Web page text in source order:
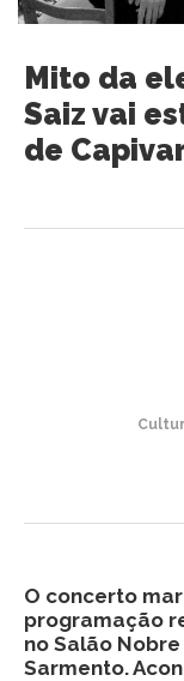
Mito da
Saiz vai
de
O concerto
programação
no Salão
Sarmento.